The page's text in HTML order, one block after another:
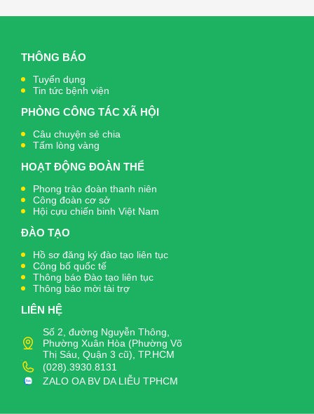
THÔNG BÁO
Tuyển dụng
Tin tức bệnh viện
PHÒNG CÔNG TÁC XÃ HỘI
Câu chuyện sẻ chia
Tấm lòng vàng
HOẠT ĐỘNG ĐOÀN THỂ
Phong trào đoàn thanh niên
Công đoàn cơ sở
Hội cựu chiến binh Việt Nam
ĐÀO TẠO
Hồ sơ đăng ký đào tạo liên tục
Công bố quốc tế
Thông báo Đào tạo liên tục
Thông báo mời tài trợ
LIÊN HỆ
Số 2, đường Nguyễn Thông,
Phường Xuân Hòa (Phường Võ
Thị Sáu, Quận 3 cũ), TP.HCM
(028).3930.8131
ZALO OA BV DA LIỄU TPHCM